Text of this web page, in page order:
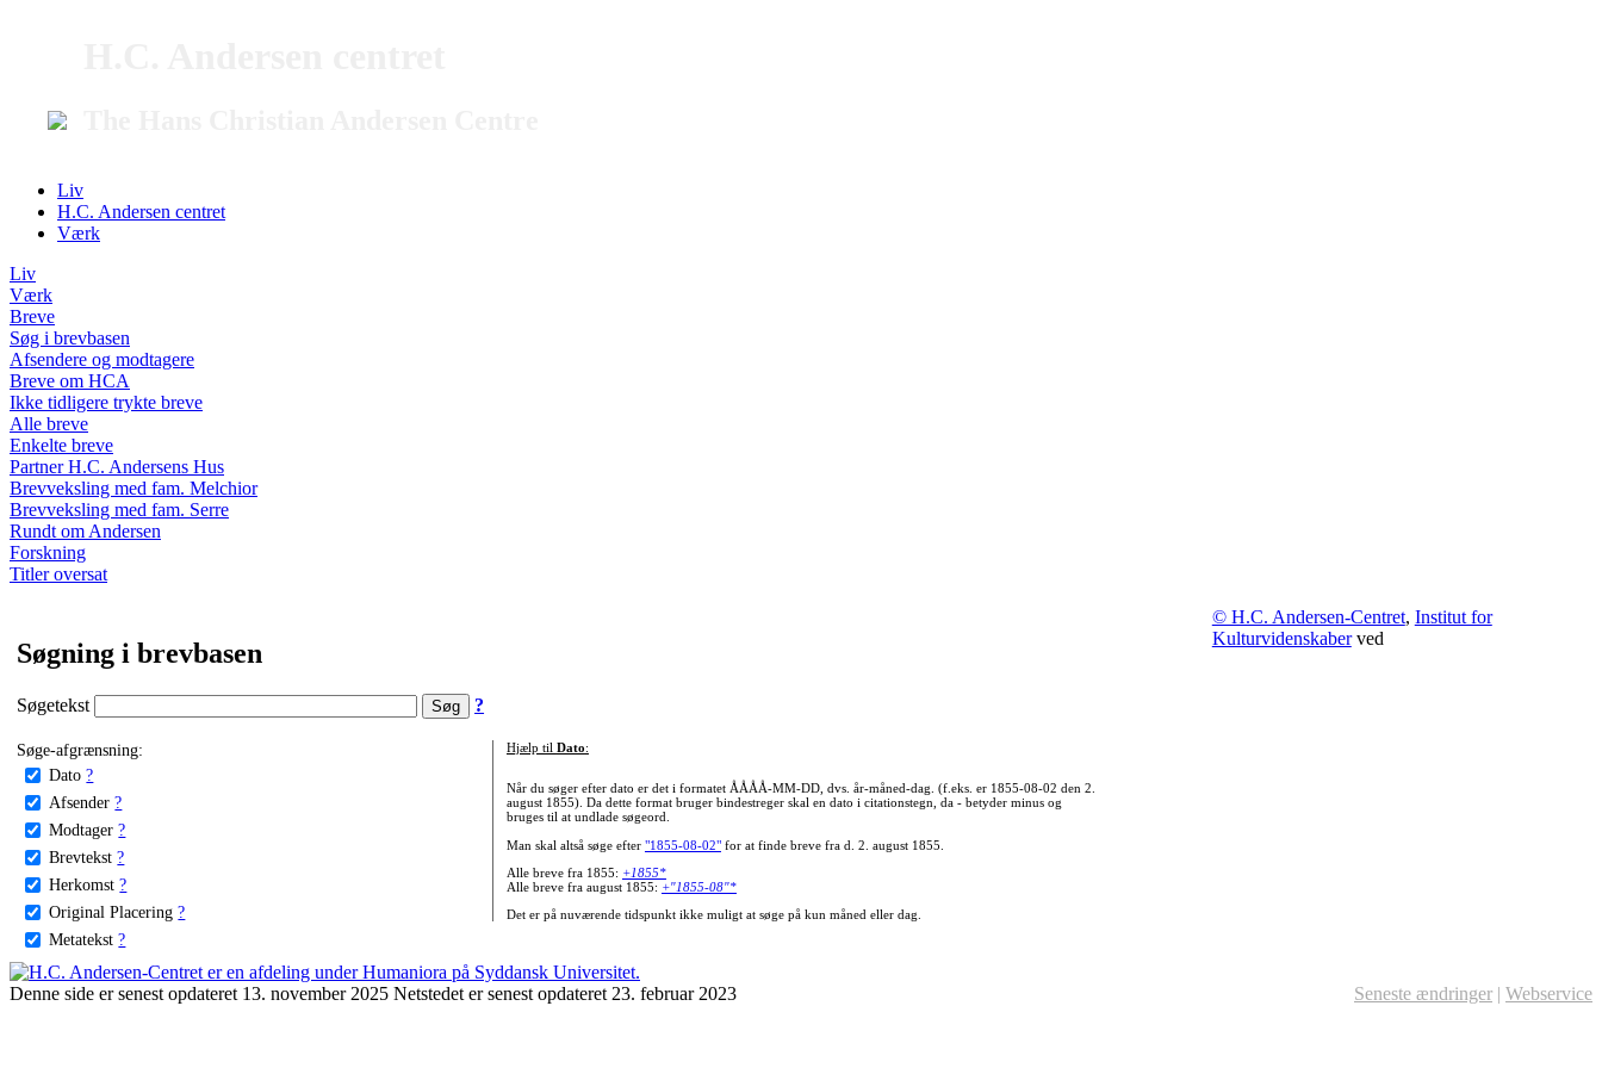
Liv
H.C. Andersen centret
Værk
Liv
Værk
Breve
Søg i brevbasen
Afsendere og modtagere
Breve om HCA
Ikke tidligere trykte breve
Alle breve
Enkelte breve
Partner H.C. Andersens Hus
Brevveksling med fam. Melchior
Brevveksling med fam. Serre
Rundt om Andersen
Forskning
Titler oversat
Søgning i brevbasen
Søgetekst ?
Søge-afgrænsning:
Dato ?
Afsender ?
Modtager ?
Brevtekst ?
Herkomst ?
Original Placering ?
Metatekst ?
Hjælp til Dato:
Når du søger efter dato er det i formatet ÅÅÅÅ-MM-DD, dvs. år-måned-dag. (f.eks. er 1855-08-02 den 2.
august 1855). Da dette format bruger bindestreger skal en dato i citationstegn, da - betyder minus og
bruges til at undlade søgeord.
Man skal altså søge efter "1855-08-02"for at finde breve fra d. 2. august 1855.
Alle breve fra 1855: +1855*
Alle breve fra august 1855: +"1855-08"*
Det er på nuværende tidspunkt ikke muligt at søge på kun måned eller dag.
© H.C. Andersen-Centret, Institut for
Kulturvidenskaberved
Denne side er senest opdateret 13. november 2025 Netstedet er senest opdateret 23. februar 2023 Seneste ændringer | Webservice